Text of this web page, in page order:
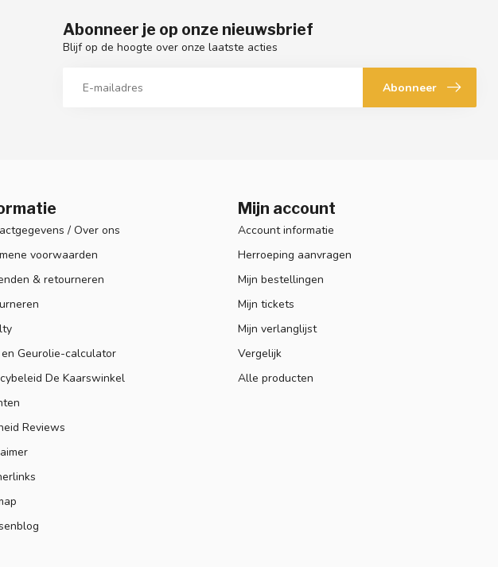
Abonneer je op onze nieuwsbrief
Blijf op de hoogte over onze laatste acties
Abonneer
/ Over ons
voorwaarden
& retourneren
Geurolie-calculator
De Kaarswinkel
Reviews
Mijn account
Account informatie
Herroeping aanvragen
Mijn bestellingen
Mijn tickets
Mijn verlanglijst
Vergelijk
Alle producten